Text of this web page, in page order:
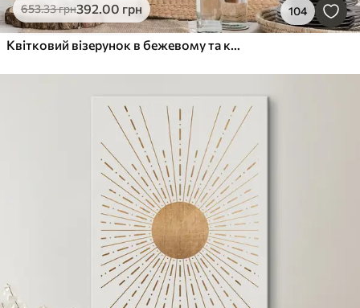
653.33грн392.00 грн 104
Квітковий візерунок в бежевому та коричневому кольорах